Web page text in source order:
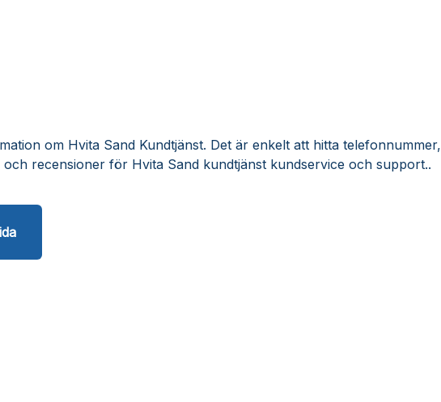
om Hvita Sand Kundtjänst. Det är enkelt att hitta telefonnummer,
och recensioner för Hvita Sand kundtjänst kundservice och support..